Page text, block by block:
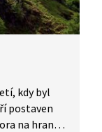
kdy byl
postaven
na hranici